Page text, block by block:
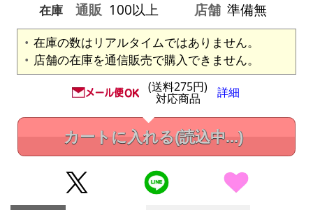
在庫
通販 100以上 店舗 準備無
在庫の数はリアルタイムではありません。
店舗の在庫を通信販売で購入できません。
(送料275円)
対応商品 詳細
カートに入れる(読込中...)